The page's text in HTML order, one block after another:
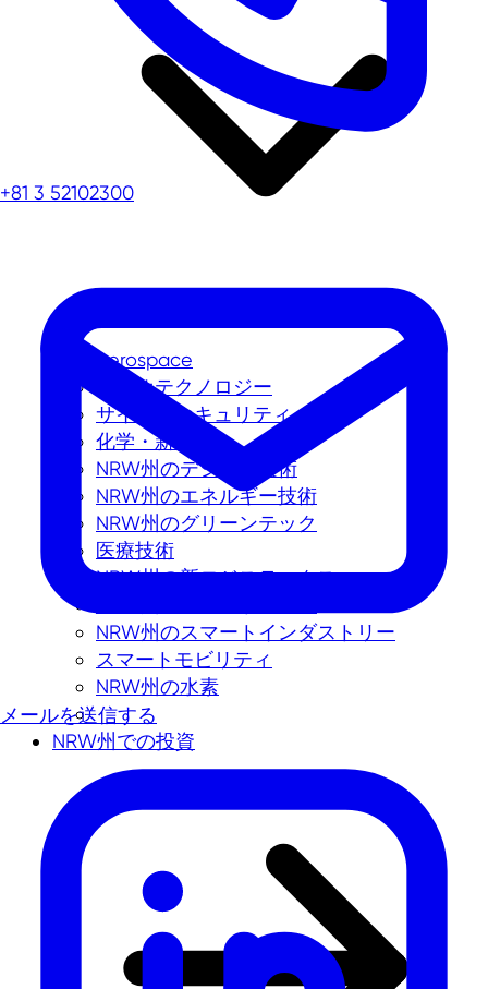
Aerospace
バイオテクノロジー
サイバーセキュリティ
化学・新素材
NRW州のデジタル技術
NRW州のエネルギー技術
NRW州のグリーンテック
医療技術
NRW州の新ロジスティクス
NRW州のスマートインダストリー
スマートモビリティ
NRW州の水素
NRW州での投資
+81 3 52102300
メールを送信する